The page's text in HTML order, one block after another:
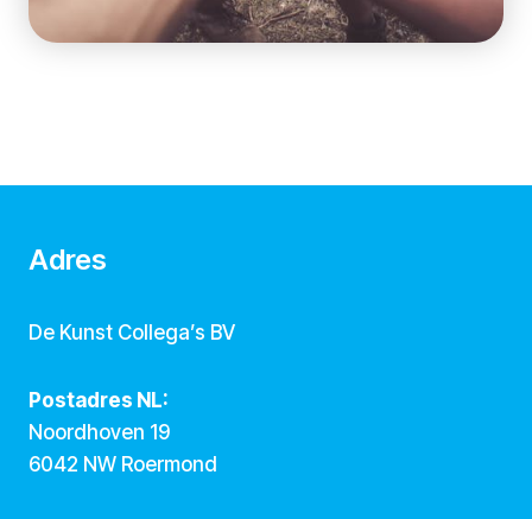
Adres
De Kunst Collega’s BV
Postadres NL:
Noordhoven 19
6042 NW Roermond